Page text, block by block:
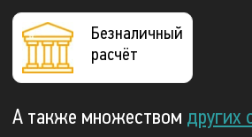
Безналичный
расчёт
А также множеством других